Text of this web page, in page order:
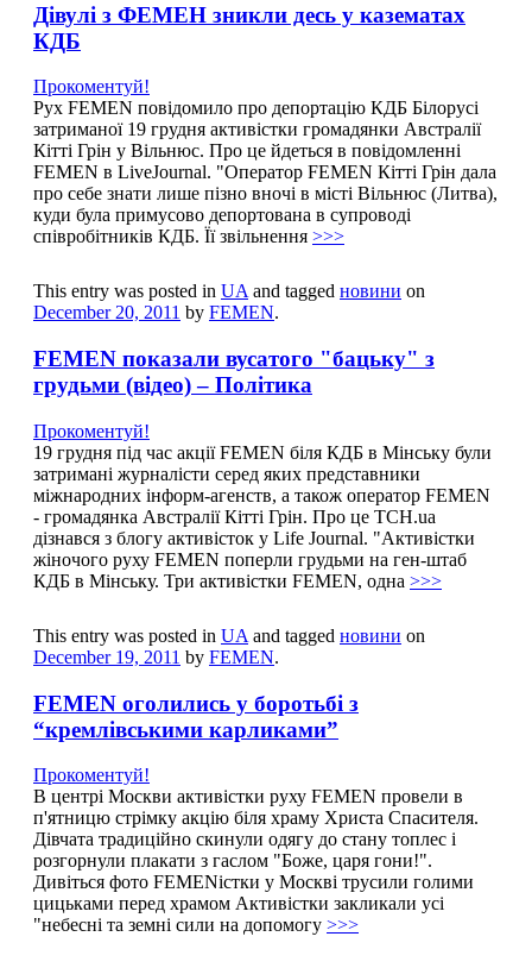
Дівулі з ФЕМЕН зникли десь у казематах
КДБ
Прокоментуй!
Рух FEMEN повідомило про депортацію КДБ Білорусі
затриманої 19 грудня активістки громадянки Австралії
Кітті Грін у Вільнюс. Про це йдеться в повідомленні
FEMEN в LiveJournal. "Оператор FEMEN Кітті Грін дала
про себе знати лише пізно вночі в місті Вільнюс (Литва),
куди була примусово депортована в супроводі
співробітників КДБ. Її звільнення >>>
This entry was posted in UAand tagged новини on
December 20, 2011 by FEMEN.
FEMEN показали вусатого "бацьку" з
грудьми (відео) – Політика
Прокоментуй!
19 грудня під час акції FEMEN біля КДБ в Мінську були
затримані журналісти серед яких представники
міжнародних інформ-агенств, а також оператор FEMEN
- громадянка Австралії Кітті Грін. Про це ТСН.ua
дізнався з блогу активісток у Life Journal. "Активістки
жіночого руху FEMEN поперли грудьми на ген-штаб
КДБ в Мінську. Три активістки FEMEN, одна >>>
This entry was posted in UA and tagged новини on
December 19, 2011 by FEMEN.
FEMEN оголились у боротьбі з
“кремлівськими карликами”
Прокоментуй!
В центрі Москви активістки руху FEMEN провели в
п'ятницю стрімку акцію біля храму Христа Спасителя.
Дівчата традиційно скинули одягу до стану топлес і
розгорнули плакати з гаслом "Боже, царя гони!".
Дивіться фото FEMENістки у Москві трусили голими
цицьками перед храмом Активістки закликали усі
"небесні та земні сили на допомогу >>>